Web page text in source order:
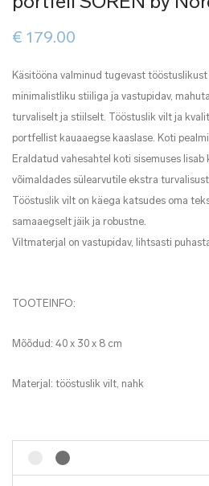
€ 179.00
Käsitööna valminud tugevast
minimalistliku stiiliga ja vastupidav,
turvaliselt ja stiilselt. Tööstuslik vilt ja
portfellist kauaaegse kaaslase. Koti
Eraldatud vahesahtel koti sisemuses
võimaldades sülearvutile ekstra
Tööstuslik vilt on käega katsudes oma
samaaegselt jäik ja robustne.
Viltmaterjal on vastupidav, lihtsasti
TOOTEINFO:
Mõõdud: 40 x 30 x 8 cm
Materjal: tööstuslik vilt, nahk